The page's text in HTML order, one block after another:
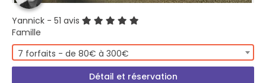
Yannick - 51 avis
Famille
7 forfaits - de 80€ à 300€
Détail et réservation